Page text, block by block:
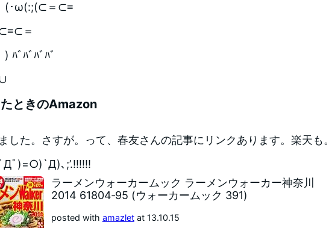
、(･ω(:;(⊂＝⊂≡
＝
ﾊﾞﾊﾞﾊﾞ
たときのAmazon
した。さすが。って、春友さんの記事にリンクあります。楽天も。
ﾟ)=○)`Д)､;’.!!!!!!
ラーメンウォーカームック ラーメンウォーカー神奈川
2014 61804‐95 (ウォーカームック 391)
posted with amazletat 13.10.15